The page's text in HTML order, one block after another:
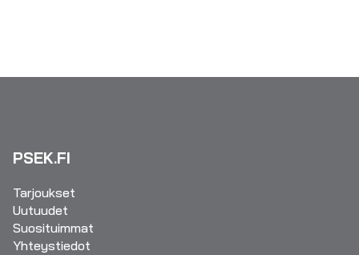
PSEK.FI
Tarjoukset
Uutuudet
Suosituimmat
Yhteystiedot